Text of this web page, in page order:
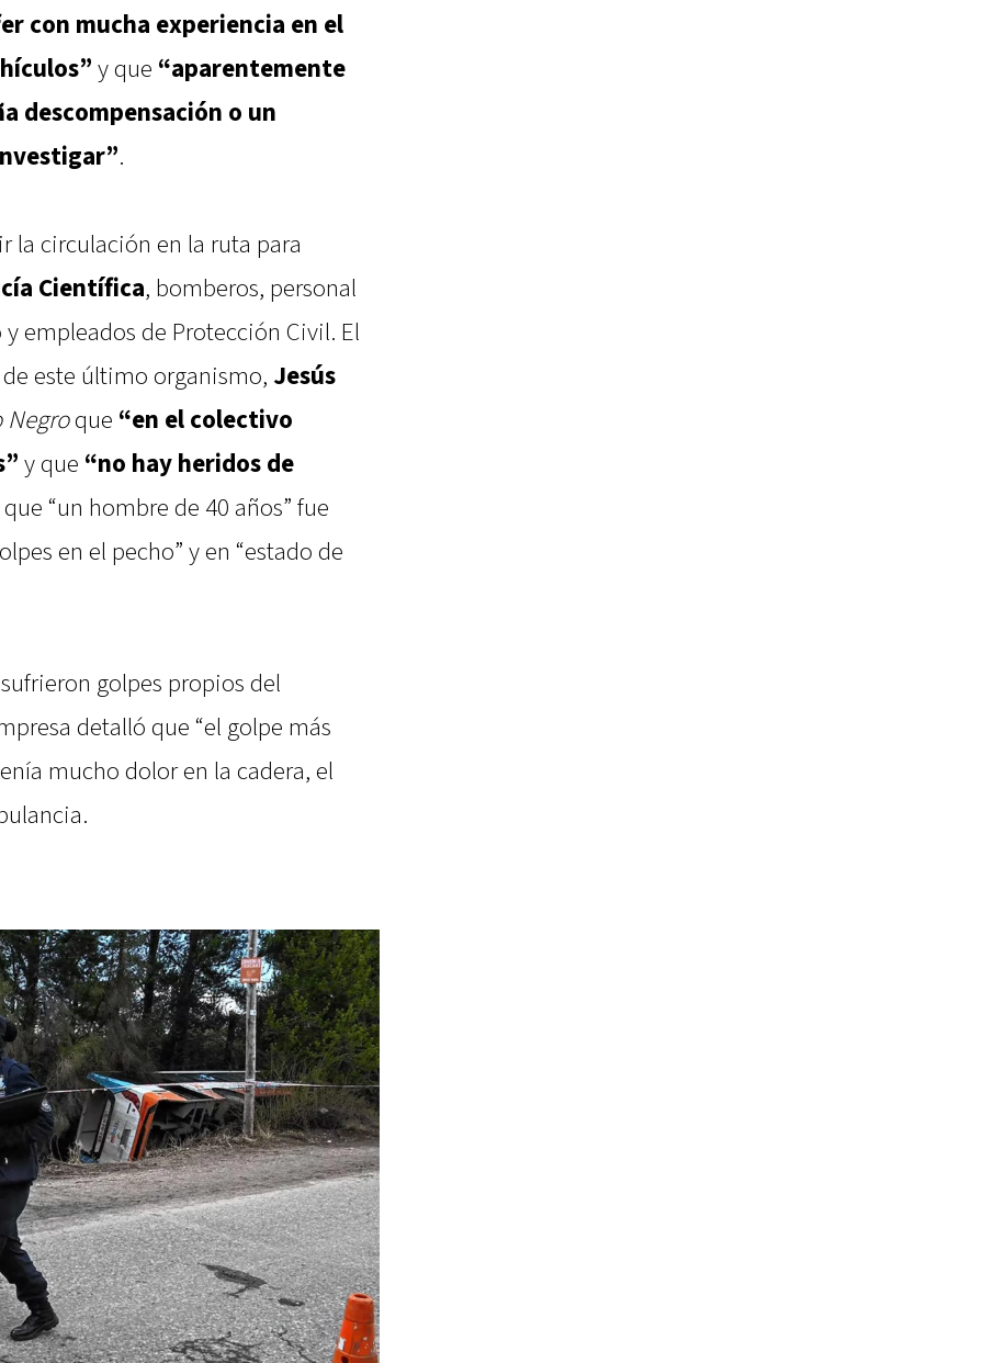
con mucha experiencia en el
y que “aparentemente
descompensación o un
.
la circulación en la ruta para
Científica, bomberos, personal
empleados de Protección Civil. El
este último organismo, Jesús
Negroque “en el colectivo
y que “no hay heridos de
“un hombre de 40 años” fue
en el pecho” y en “estado de
golpes propios del
detalló que “el golpe más
mucho dolor en la cadera, el